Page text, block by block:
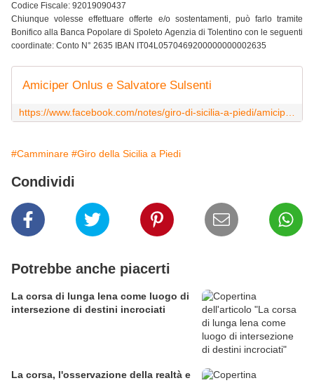
Codice Fiscale: 92019090437
Chiunque volesse effettuare offerte e/o sostentamenti, può farlo tramite
Bonifico alla Banca Popolare di Spoleto Agenzia di Tolentino con le seguenti
coordinate: Conto N° 2635 IBAN IT04L0570469200000000002635
Amiciper Onlus e Salvatore Sulsenti
#Camminare #Giro della Sicilia a Piedi
Condividi
Potrebbe anche piacerti
La corsa di lunga lena come luogo di
intersezione di destini incrociati
La corsa, l'osservazione della realtà e